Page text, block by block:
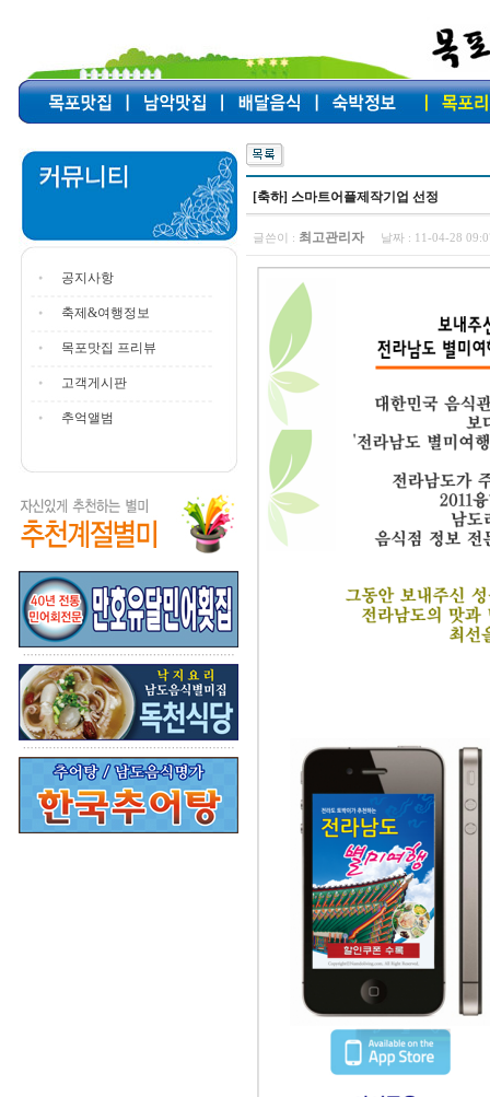
공지사항
축제&여행정보
목포맛집 프리뷰
고객게시판
추억앨범
[축하] 스마트어플제작기업 선정
글쓴이 : 최고관리자 날짜 : 11-04-28